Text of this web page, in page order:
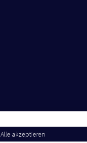
Alle akzeptieren